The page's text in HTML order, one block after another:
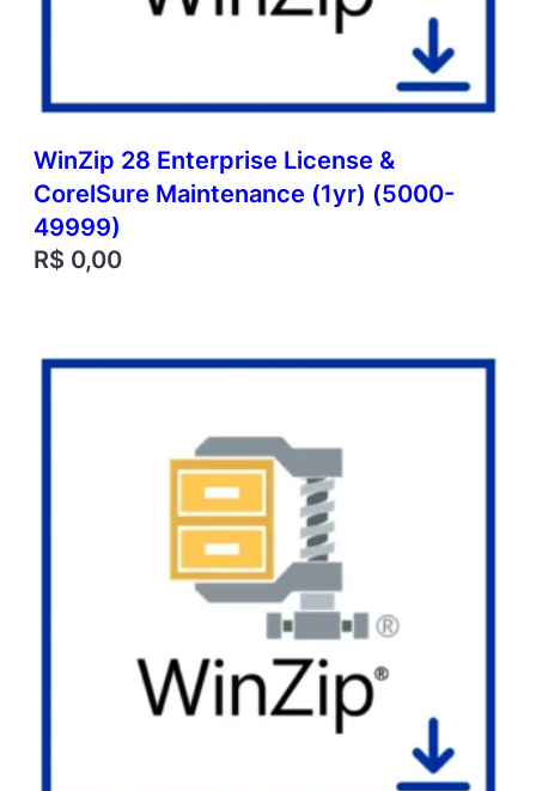
WinZip 28 Enterprise License &
CorelSure Maintenance (1yr) (5000-
49999)
R$ 0,00